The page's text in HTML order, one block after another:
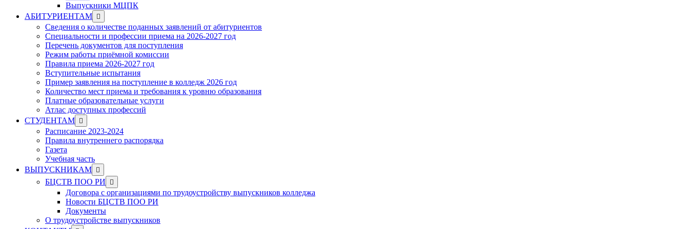
Выпускники МЦПК
АБИТУРИЕНТАМ Show
sub
menu
Сведения о количестве поданных заявлений от абитуриентов
Специальности и профессии приема на 2026-2027 год
Перечень документов для поступления
Режим работы приёмной комиссии
Правила приема 2026-2027 год
Вступительные испытания
Пример заявления на поступление в колледж 2026 год
Количество мест приема и требования к уровню образования
Платные образовательные услуги
Атлас доступных профессий
СТУДЕНТАМ Show
sub
menu
Расписание 2023-2024
Правила внутреннего распорядка
Газета
Учебная часть
ВЫПУСКНИКАМ Show
sub
menu
БЦСТВ ПОО РИ
Show
sub
menu
Договора с организациями по трудоустройству выпускников колледжа
Новости БЦСТВ ПОО РИ
Документы
О трудоустройстве выпускников